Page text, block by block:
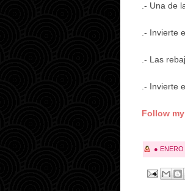
.- Una de
.- Invierte
.- Las
.- Invierte
Follow
●